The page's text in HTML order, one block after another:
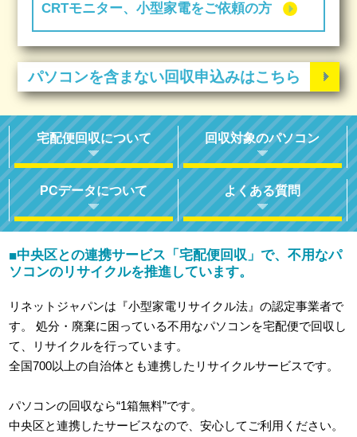
CRTモニター、小型家電をご依頼の方
パソコンを含まない回収申込みはこちら
宅配便回収について 回収対象のパソコン
PCデータについて よくある質問
■中央区との連携サービス「宅配便回収」で、不用なパ
ソコンのリサイクルを推進しています。
リネットジャパンは『小型家電リサイクル法』の認定事業者で
す。
処分・廃棄に困っている不用なパソコンを宅配便で回収し
て、リサイクルを行っています。
全国700以上の自治体とも連携したリサイクルサービスです。
パソコンの回収なら“1箱無料”です。
中央区と連携したサービスなので、安心してご利用ください。